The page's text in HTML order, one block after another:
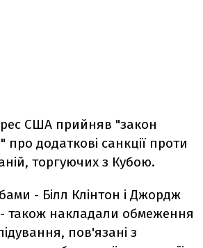
США прийняв "закон
додаткові санкції проти
торгуючих з Кубою.
- Білл Клінтон і Джордж
накладали обмеження
пов'язані з